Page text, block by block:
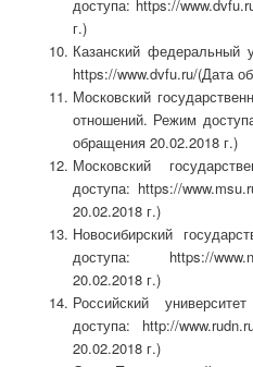
доступа: https://
г.)
Казанский федеральный
https://www.dvfu.ru/(Дата
Московский
отношений. Режим
обращения 20.02.2018 г.)
Московский
доступа: https://
20.02.2018 г.)
Новосибирский
доступа: https://
20.02.2018 г.)
Российский
доступа: http://
20.02.2018 г.)